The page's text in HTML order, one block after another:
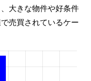
大きな物件や好条件
売買されているケー